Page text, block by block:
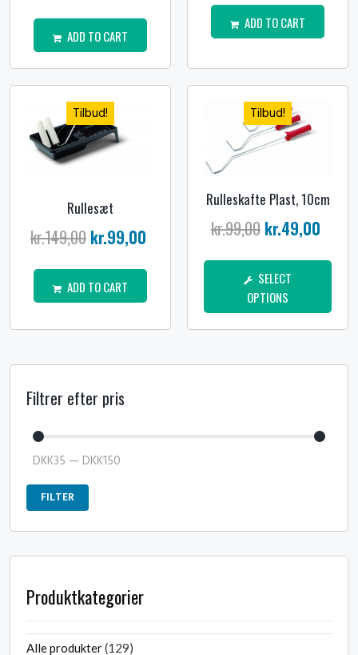
Filtrer efter pris
DKK35 — DKK150
FILTER
Produktkategorier
Alle produkter 129
ADD TO CART
ADD TO CART
Tilbud!
Rullesæt
kr.149,00 kr.99,00
ADD TO CART
Tilbud!
Rulleskafte Plast, 10cm
kr.99,00 kr.49,00
SELECT
OPTIONS